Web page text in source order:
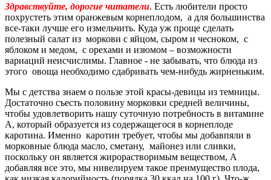
Здравствуйте, дорогие читатели. Есть любители просто
похрустеть этим оранжевым корнеплодом, а для большинства
все-таки лучше его измельчить. Куда уж проще сделать
полезный салат из моркови с яйцом, сыром и чесноком, с
яблоком и медом, с орехами и изюмом – возможности
вариаций неисчислимы. Главное - не забывать, что блюда из
этого овоща необходимо сдабривать чем-нибудь жирненьким.
Мы с детства знаем о пользе этой красы-девицы из темницы.
Достаточно съесть половину морковки средней величины,
чтобы удовлетворить нашу суточную потребность в витамине
А, который образуется из содержащегося в корнеплоде
каротина. Именно каротин требует, чтобы мы добавпяли в
морковные блюда масло, сметану, майонез или сливки,
поскольку он является жирорастворимым веществом, А
добавляя все это, мы нивелируем такое преимущество плода,